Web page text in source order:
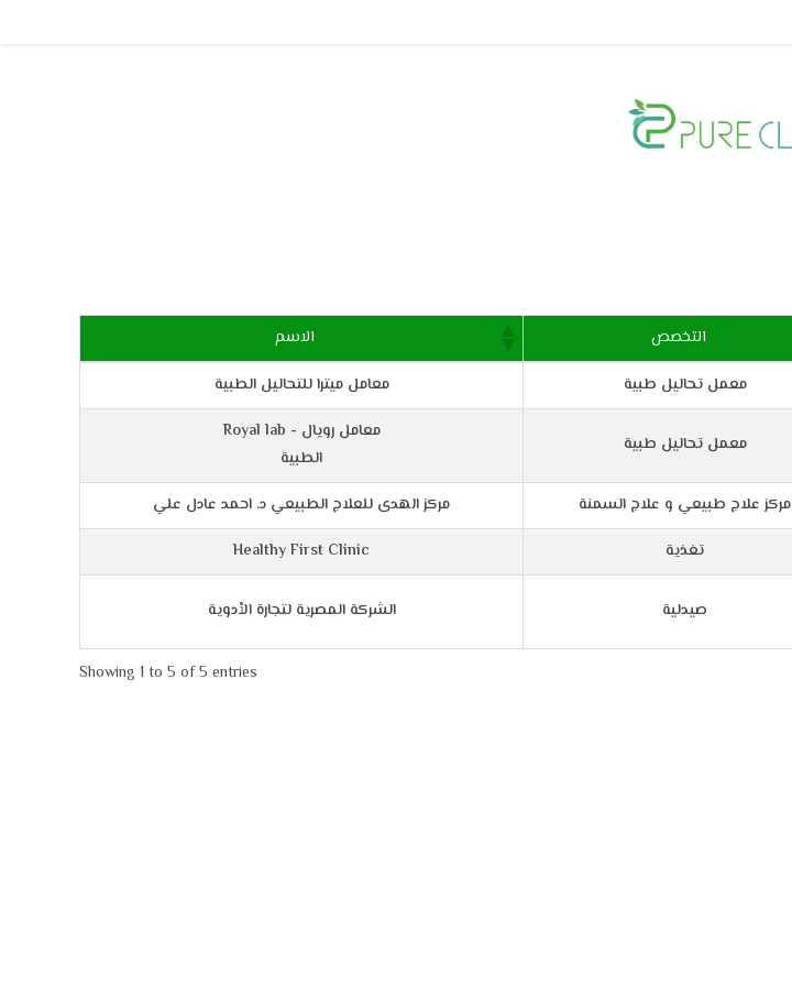
الاسم التخصص
معامل ميترا للتحاليل الطبية
معمل تحاليل طبية
Royal lab - معامل رويال
الطبية
معمل تحاليل طبية
مركز الهدى للعلاج الطبيعي د. احمد عادل علي مركز علاج طبيعي و علاج السمنة
Healthy First Clinic
تغذية
الشركة المصرية لتجارة الأدوية صيدلية
Showing 1 to 5 of 5 entries